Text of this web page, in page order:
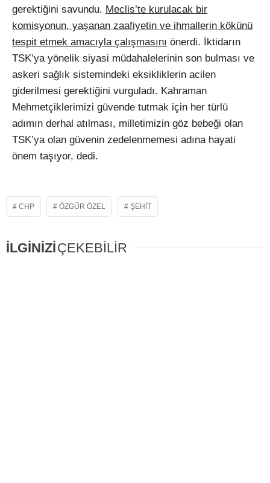
gerektiğini savundu. Meclis’te kurulacak bir
komisyonun, yaşanan zaafiyetin ve ihmallerin kökünü
tespit etmek amacıyla çalışmasını önerdi. İktidarın
TSK’ya yönelik siyasi müdahalelerinin son bulması ve
askeri sağlık sistemindeki eksikliklerin acilen
giderilmesi gerektiğini vurguladı. Kahraman
Mehmetçiklerimizi güvende tutmak için her türlü
adımın derhal atılması, milletimizin göz bebeği olan
TSK’ya olan güvenin zedelenmemesi adına hayati
önem taşıyor, dedi.
CHP ÖZGÜR ÖZEL ŞEHIT
İLGİNİZİÇEKEBİLİR